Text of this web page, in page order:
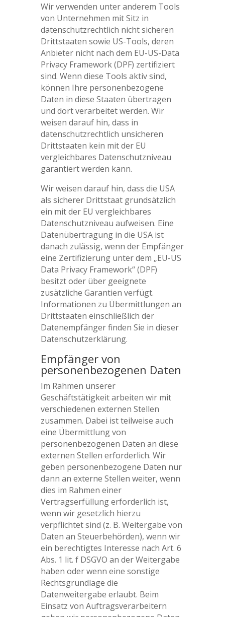
Wir verwenden unter anderem Tools
von Unternehmen mit Sitz in
datenschutzrechtlich nicht sicheren
Drittstaaten sowie US-Tools, deren
Anbieter nicht nach dem EU-US-Data
Privacy Framework (DPF) zertifiziert
sind. Wenn diese Tools aktiv sind,
können Ihre personenbezogene
Daten in diese Staaten übertragen
und dort verarbeitet werden. Wir
weisen darauf hin, dass in
datenschutzrechtlich unsicheren
Drittstaaten kein mit der EU
vergleichbares Datenschutzniveau
garantiert werden kann.
Wir weisen darauf hin, dass die USA
als sicherer Drittstaat grundsätzlich
ein mit der EU vergleichbares
Datenschutzniveau aufweisen. Eine
Datenübertragung in die USA ist
danach zulässig, wenn der Empfänger
eine Zertifizierung unter dem „EU-US
Data Privacy Framework“ (DPF)
besitzt oder über geeignete
zusätzliche Garantien verfügt.
Informationen zu Übermittlungen an
Drittstaaten einschließlich der
Datenempfänger finden Sie in dieser
Datenschutzerklärung.
Empfänger von
personenbezogenen Daten
Im Rahmen unserer
Geschäftstätigkeit arbeiten wir mit
verschiedenen externen Stellen
zusammen. Dabei ist teilweise auch
eine Übermittlung von
personenbezogenen Daten an diese
externen Stellen erforderlich. Wir
geben personenbezogene Daten nur
dann an externe Stellen weiter, wenn
dies im Rahmen einer
Vertragserfüllung erforderlich ist,
wenn wir gesetzlich hierzu
verpflichtet sind (z. B. Weitergabe von
Daten an Steuerbehörden), wenn wir
ein berechtigtes Interesse nach Art. 6
Abs. 1 lit. f DSGVO an der Weitergabe
haben oder wenn eine sonstige
Rechtsgrundlage die
Datenweitergabe erlaubt. Beim
Einsatz von Auftragsverarbeitern